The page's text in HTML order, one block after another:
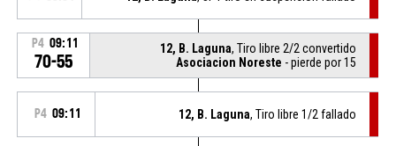
P4 09:11
70-55
12, B. Laguna, Tiro libre 2/2 convertido
Asociacion Noreste - pierde por 15
P4 09:11 12, B. Laguna, Tiro libre 1/2 fallado